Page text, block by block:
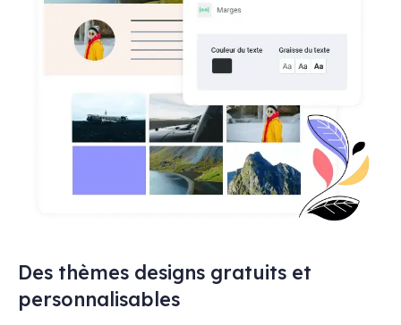
Des thèmes designs gratuits et
personnalisables